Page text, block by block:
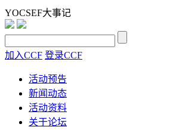
YOCSEF大事记
加入CCF 登录CCF
活动预告
新闻动态
活动资料
关于论坛